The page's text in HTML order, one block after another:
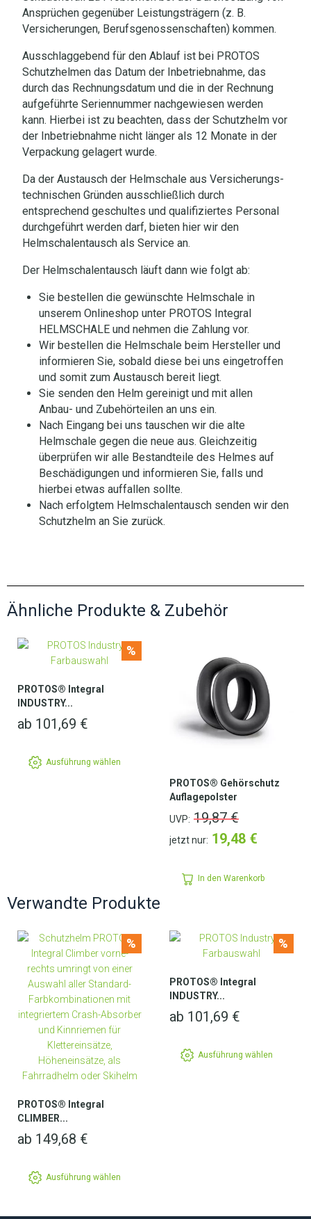
Ansprüchen gegenüber Leistungsträgern (z. B.
Versicherungen, Berufsgenossenschaften) kommen.
Ausschlaggebend für den Ablauf ist bei PROTOS
Schutzhelmen das Datum der Inbetriebnahme, das
durch das Rechnungsdatum und die in der Rechnung
aufgeführte Seriennummer nachgewiesen werden
kann. Hierbei ist zu beachten, dass der Schutzhelm vor
der Inbetriebnahme nicht länger als 12 Monate in der
Verpackung gelagert wurde.
Da der Austausch der Helmschale aus Versicherungs-
technischen Gründen ausschließlich durch
entsprechend geschultes und qualifiziertes Personal
durchgeführt werden darf, bieten hier wir den
Helmschalentausch als Service an.
Der Helmschalentausch läuft dann wie folgt ab:
Sie bestellen die gewünschte Helmschale in
unserem Onlineshop unter PROTOS Integral
HELMSCHALE und nehmen die Zahlung vor.
Wir bestellen die Helmschale beim Hersteller und
informieren Sie, sobald diese bei uns eingetroffen
und somit zum Austausch bereit liegt.
Sie senden den Helm gereinigt und mit allen
Anbau- und Zubehörteilen an uns ein.
Nach Eingang bei uns tauschen wir die alte
Helmschale gegen die neue aus. Gleichzeitig
überprüfen wir alle Bestandteile des Helmes auf
Beschädigungen und informieren Sie, falls und
hierbei etwas auffallen sollte.
Nach erfolgtem Helmschalentausch senden wir den
Schutzhelm an Sie zurück.
Ähnliche Produkte & Zubehör
%
PROTOS® Integral
INDUSTRY...
ab 101,69 €
Ausführung wählen
PROTOS® Gehörschutz
Auflagepolster
UVP: 19,87€
jetzt nur: 19,48 €
In den Warenkorb
Verwandte Produkte
%
PROTOS® Integral
CLIMBER...
ab 149,68 €
Ausführung wählen
%
PROTOS® Integral
INDUSTRY...
ab 101,69 €
Ausführung wählen